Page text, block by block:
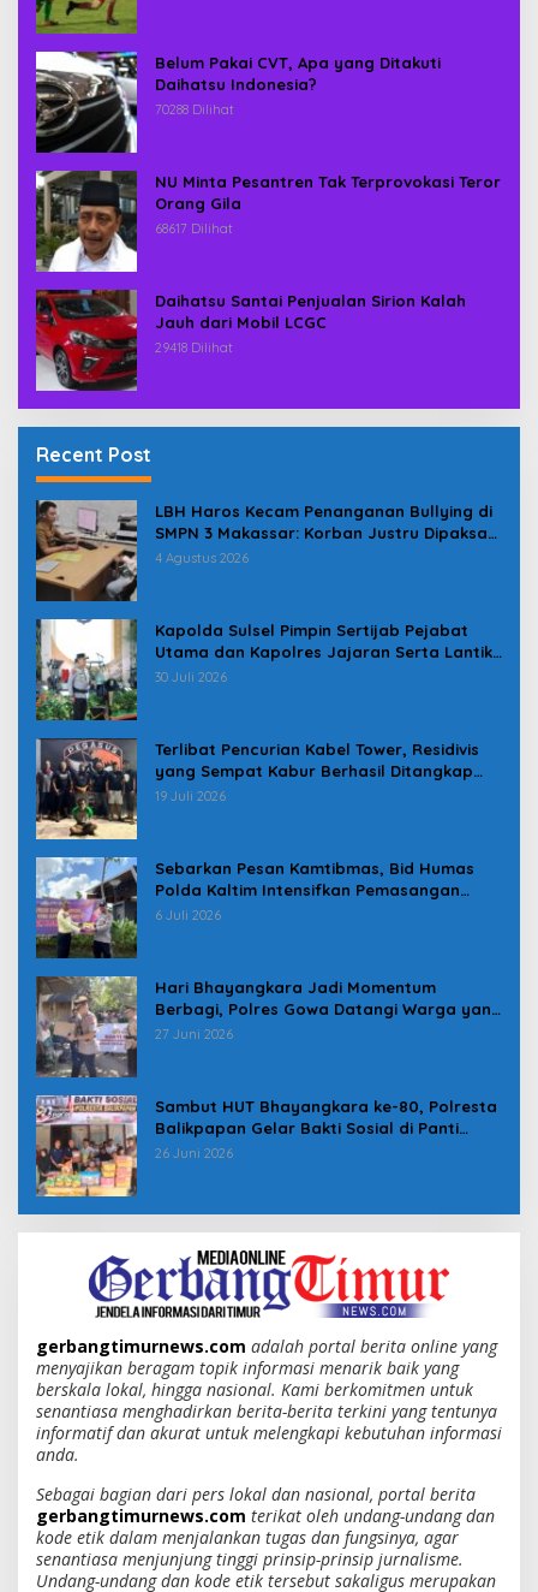
Belum Pakai CVT, Apa yang Ditakuti
Daihatsu Indonesia?
70288 Dilihat
NU Minta Pesantren Tak Terprovokasi Teror
Orang Gila
68617 Dilihat
Daihatsu Santai Penjualan Sirion Kalah
Jauh dari Mobil LCGC
29418 Dilihat
Recent Post
LBH Haros Kecam Penanganan Bullying di
SMPN 3 Makassar: Korban Justru Dipaksa
Pindah
4 Agustus 2026
Kapolda Sulsel Pimpin Sertijab Pejabat
Utama dan Kapolres Jajaran Serta Lantik
Karolog dan Kapolresta Gowa
30 Juli 2026
Terlibat Pencurian Kabel Tower, Residivis
yang Sempat Kabur Berhasil Ditangkap
Tim Gabungan di Jeneponto
19 Juli 2026
Sebarkan Pesan Kamtibmas, Bid Humas
Polda Kaltim Intensifkan Pemasangan
Spanduk serta Pembagian Stiker
6 Juli 2026
Hari Bhayangkara Jadi Momentum
Berbagi, Polres Gowa Datangi Warga yang
Membutuhkan
27 Juni 2026
Sambut HUT Bhayangkara ke-80, Polresta
Balikpapan Gelar Bakti Sosial di Panti
Asuhan Jabal Rahmah
26 Juni 2026
gerbangtimurnews.com adalah portal berita online yang
menyajikan beragam topik informasi menarik baik yang
berskala lokal, hingga nasional. Kami berkomitmen untuk
senantiasa menghadirkan berita-berita terkini yang tentunya
informatif dan akurat untuk melengkapi kebutuhan informasi
anda.
Sebagai bagian dari pers lokal dan nasional, portal berita
gerbangtimurnews.com terikat oleh undang-undang dan
kode etik dalam menjalankan tugas dan fungsinya, agar
senantiasa menjunjung tinggi prinsip-prinsip jurnalisme.
Undang-undang dan kode etik tersebut sakaligus merupakan